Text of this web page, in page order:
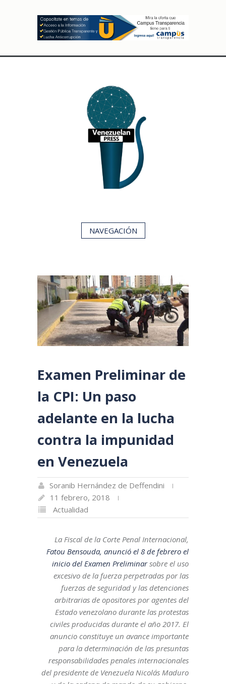
NAVEGACIÓN
Examen Preliminar de
la CPI: Un paso
adelante en la lucha
contra la impunidad
en Venezuela
Soranib Hernández de Deffendini
11 febrero, 2018
Actualidad
La Fiscal de la Corte Penal Internacional,
Fatou Bensouda, anunció el 8 de febrero el
inicio del Examen Preliminarsobre el uso
excesivo de la fuerza perpetradas por las
fuerzas de seguridad y las detenciones
arbitrarias de opositores por agentes del
Estado venezolano durante las protestas
civiles producidas durante el año 2017. El
anuncio constituye un avance importante
para la determinación de las presuntas
responsabilidades penales internacionales
del presidente de Venezuela Nicolás Maduro